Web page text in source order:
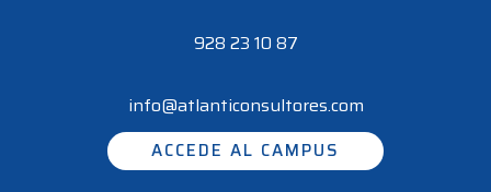
928 23 10 87
info@atlanticonsultores.com
ACCEDE AL CAMPUS